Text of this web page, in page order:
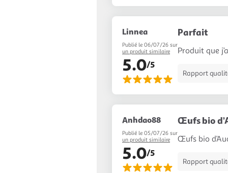
Linnea
Publié le 06/07/26 sur
un produit similaire
5.0/5
Parfait
Produit que
Rapport
Anhdao88
Publié le 05/07/26 sur
un produit similaire
5.0/5
Œufs bio
Œufs bio
Rapport